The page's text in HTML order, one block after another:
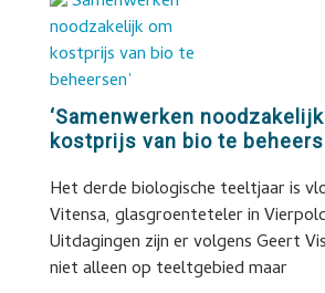
‘Samenwerken
kostprijs van bio te
Het derde biologische teeltjaar is
Vitensa, glasgroenteteler in
Uitdagingen zijn er volgens Geert
niet alleen op teeltgebied maar